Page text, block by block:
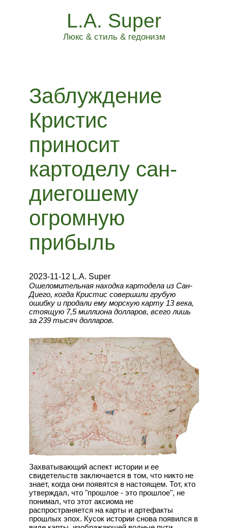
L.A. Super
Люкс & стиль & гедонизм
Заблуждение
Кристис
приносит
картоделу сан-
диегошему
огромную
прибыль
2023-11-12 L.A. Super
Ошеломительная находка картодела из Сан-
Диего, когда Кристис совершили грубую
ошибку и продали ему морскую карту 13 века,
стоящую 7,5 миллиона долларов, всего лишь
за 239 тысяч долларов.
Захватывающий аспект истории и ее
свидетельств заключается в том, что никто не
знает, когда они появятся в настоящем. Тот, кто
утверждал, что "прошлое - это прошлое", не
понимал, что этот аксиома не
распространяется на карты и артефакты
прошлых эпох. Кусок истории снова появился в